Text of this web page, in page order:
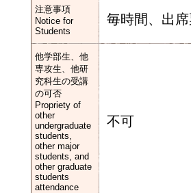
注意事項
Notice for
Students
毎時間、出
他学部生、他
専攻生、他研
究科生の受講
の可否
Propriety of
other
undergraduate
students,
other major
students, and
other graduate
students
attendance
不可